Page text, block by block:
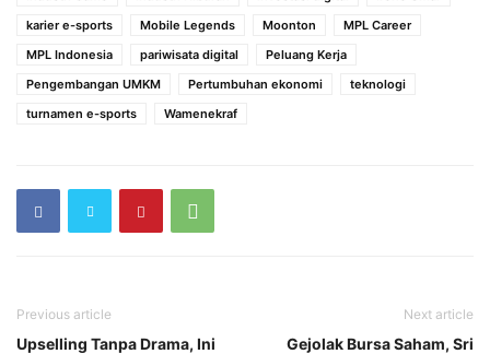
karier e-sports
Mobile Legends Moonton
MPL Career
MPL Indonesia
pariwisata digital
Peluang Kerja
Pengembangan UMKM
Pertumbuhan ekonomi
teknologi
turnamen e-sports
Wamenekraf
Previous article
Upselling Tanpa Drama, Ini
Next article
Gejolak Bursa Saham, Sri